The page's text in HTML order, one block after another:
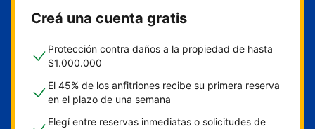
Creá una cuenta gratis
Protección contra daños a la propiedad de hasta
$1.000.000
El 45% de los anfitriones recibe su primera reserva
en el plazo de una semana
Elegí entre reservas inmediatas o solicitudes de